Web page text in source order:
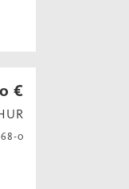
€
0